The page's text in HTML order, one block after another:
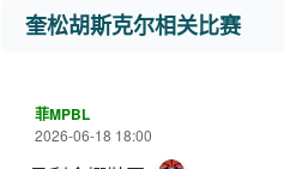
奎松胡斯克尔相关比赛
菲MPBL
2026-06-18 18:00